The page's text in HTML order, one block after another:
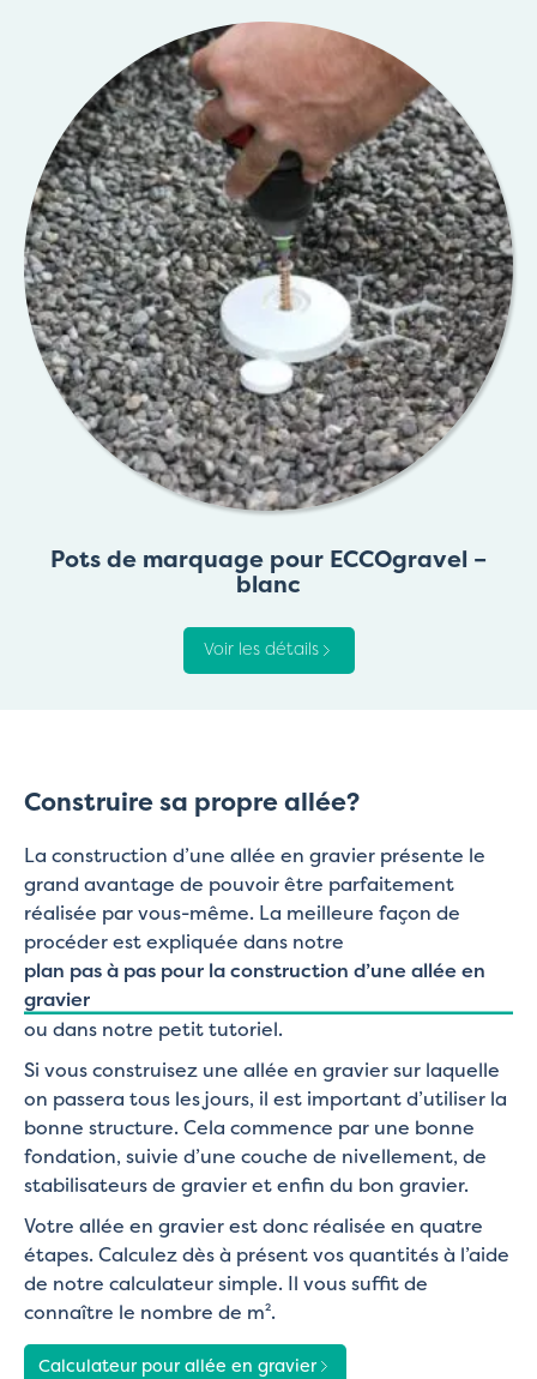
Pots de marquage pour ECCOgravel –
blanc
Voir les détails
Construire sa propre allée?
La construction d’une allée en gravier présente le
grand avantage de pouvoir être parfaitement
réalisée par vous-même. La meilleure façon de
procéder est expliquée dans notre
plan pas à pas pour la construction d’une allée en
gravier
ou dans notre petit tutoriel.
Si vous construisez une allée en gravier sur laquelle
on passera tous les jours, il est important d’utiliser la
bonne structure. Cela commence par une bonne
fondation, suivie d’une couche de nivellement, de
stabilisateurs de gravier et enfin du bon gravier.
Votre allée en gravier est donc réalisée en quatre
étapes. Calculez dès à présent vos quantités à l’aide
de notre calculateur simple. Il vous suffit de
connaître le nombre de m².
Calculateur pour allée en gravier